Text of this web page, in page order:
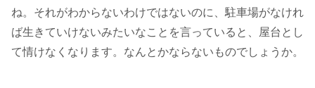
ね。それがわからないわけではないのに、駐車場がなけれ
ば生きていけないみたいなことを言っていると、屋台とし
て情けなくなります。なんとかならないものでしょうか。